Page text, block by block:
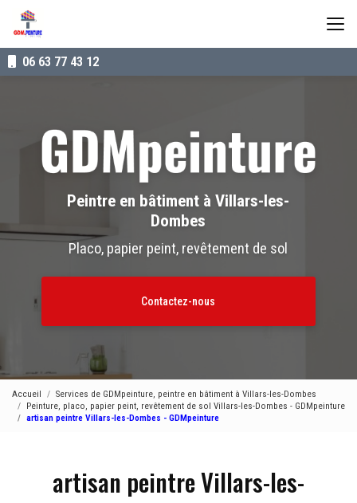
contenu
principal
06 63 77 43 12
Peintre en bâtiment à Villars-les-
Dombes
Placo, papier peint, revêtement de sol
Contactez-nous
Accueil
Services de GDMpeinture, peintre en bâtiment à Villars-les-Dombes
Peinture, placo, papier peint, revêtement de sol Villars-les-Dombes - GDMpeinture
artisan peintre Villars-les-Dombes - GDMpeinture
artisan peintre Villars-les-